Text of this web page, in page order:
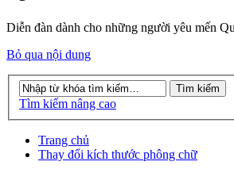
Diễn đàn dành cho những người yêu mến
Bỏ qua nội dung
Tìm kiếm nâng cao
Trang chủ
Thay đổi kích thước phông chữ